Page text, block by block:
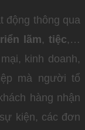
động thông qua
lãm,tiệc,…
kinh doanh,
mà người tổ
hàng nhận
kiện, các đơn